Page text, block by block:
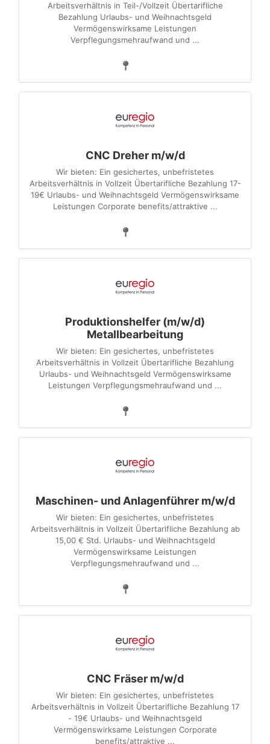
Arbeitsverhältnis in Teil-/Vollzeit Übertarifliche
Bezahlung Urlaubs- und Weihnachtsgeld
Vermögenswirksame Leistungen
Verpflegungsmehraufwand und ...
CNC Dreher m/w/d
Wir bieten: Ein gesichertes, unbefristetes
Arbeitsverhältnis in Vollzeit Übertarifliche Bezahlung 17-
19€ Urlaubs- und Weihnachtsgeld Vermögenswirksame
Leistungen Corporate benefits/attraktive ...
Produktionshelfer (m/w/d)
Metallbearbeitung
Wir bieten: Ein gesichertes, unbefristetes
Arbeitsverhältnis in Vollzeit Übertarifliche Bezahlung
Urlaubs- und Weihnachtsgeld Vermögenswirksame
Leistungen Verpflegungsmehraufwand und ...
Maschinen- und Anlagenführer m/w/d
Wir bieten: Ein gesichertes, unbefristetes
Arbeitsverhältnis in Vollzeit Übertarifliche Bezahlung ab
15,00 € Std. Urlaubs- und Weihnachtsgeld
Vermögenswirksame Leistungen
Verpflegungsmehraufwand und ...
CNC Fräser m/w/d
Wir bieten: Ein gesichertes, unbefristetes
Arbeitsverhältnis in Vollzeit Übertarifliche Bezahlung 17
- 19€ Urlaubs- und Weihnachtsgeld
Vermögenswirksame Leistungen Corporate
benefits/attraktive ...